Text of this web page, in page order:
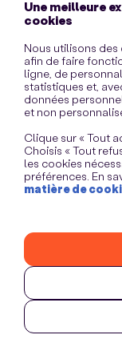
Une meilleure
cookies
Nous utilisons
afin de faire
ligne, de
statistiques et,
données
et non
Clique sur « Tout
Choisis « Tout
les cookies
préférences. En
matière de